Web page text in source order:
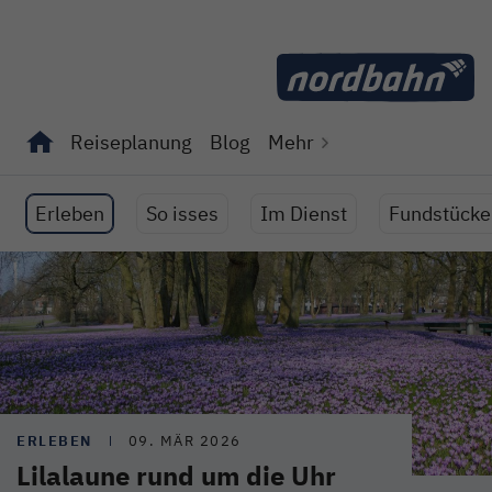
Reiseplanung Blog Mehr
Erleben So isses Im Dienst Fundstücke
ERLEBEN 09. MÄR 2026
Lilalaune rund um die Uhr